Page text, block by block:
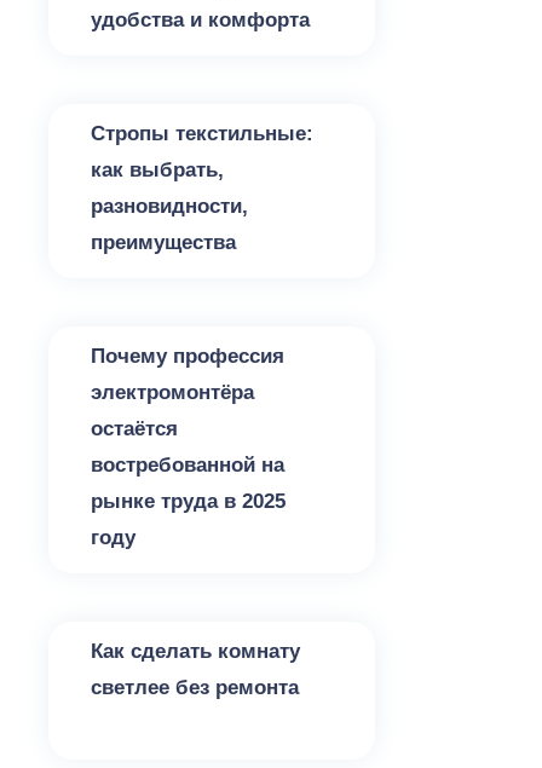
удобства и комфорта
Стропы текстильные:
как выбрать,
разновидности,
преимущества
Почему профессия
электромонтёра
остаётся
востребованной на
рынке труда в 2025
году
Как сделать комнату
светлее без ремонта